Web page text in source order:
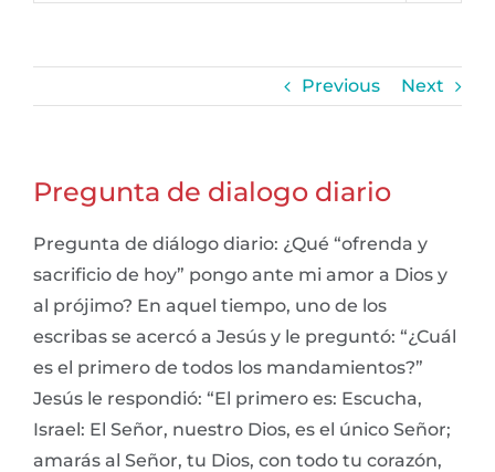
Previous Next
Pregunta de dialogo diario
Pregunta de diálogo diario: ¿Qué “ofrenda y
sacrificio de hoy” pongo ante mi amor a Dios y
al prójimo? En aquel tiempo, uno de los
escribas se acercó a Jesús y le preguntó: “¿Cuál
es el primero de todos los mandamientos?”
Jesús le respondió: “El primero es: Escucha,
Israel: El Señor, nuestro Dios, es el único Señor;
amarás al Señor, tu Dios, con todo tu corazón,